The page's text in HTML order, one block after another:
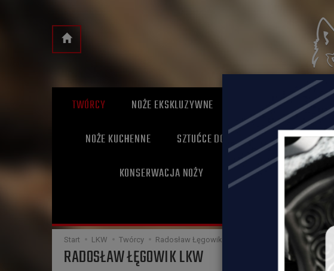
TWÓRCY NOŻE EKSKLUZYWNE NOŻE SURVIVALOWE
NOŻE KUCHENNE
SZTUĆCE DO GRILLA NOŻE NECK
KONSERWACJA NOŻY
BONY UPOMINKOWE
KLIPSY DO BANKNOTÓW
Start LKW Twórcy Radosław Łęgowik LKW
RADOSŁAW ŁĘGOWIK LKW